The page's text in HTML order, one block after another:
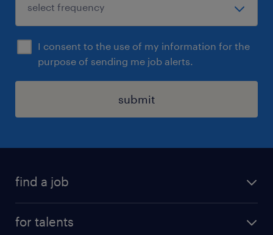
I consent to the use of my information for the
purpose of sending me job alerts.
submit
find a job
for talents